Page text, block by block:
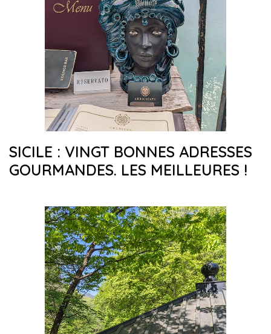
SICILE : VINGT BONNES ADRESSES
GOURMANDES. LES MEILLEURES !